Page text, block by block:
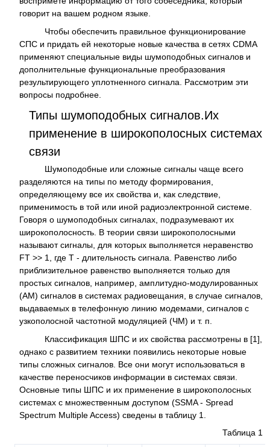
говорит на вашем родном языке.
Чтобы обеспечить правильное функционирование
СПС и придать ей некоторые новые качества в сетях CDMA
применяют специальные виды шумоподобных сигналов и
дополнительные функциональные преобразования
результирующего уплотненного сигнала. Рассмотрим эти
вопросы подробнее.
Типы шумоподобных сигналов.Их
применение в широкополосных системах
связи
Шумоподобные или сложные сигналы чаще всего
разделяются на типы по методу формирования,
определяющему все их свойства и, как следствие,
применимость в той или иной радиоэлектронной системе.
Говоря о шумоподобных сигналах, подразумевают их
широкополосность. В теории связи широкополосными
называют сигналы, для которых выполняется неравенство
FT >> 1, где T - длительность сигнала. Равенство либо
приблизительное равенство выполняется только для
простых сигналов, например, амплитудно-модулированных
(АМ) сигналов в системах радиовещания, в случае сигналов,
выдаваемых в телефонную линию модемами, сигналов с
узкополосной частотной модуляцией (ЧМ) и т. п.
Классификация ШПС и их свойства рассмотрены в [1],
однако с развитием техники появились некоторые новые
типы сложных сигналов. Все они могут использоваться в
качестве переносчиков информации в системах связи.
Основные типы ШПС и их применение в широкополосных
системах с множественным доступом (SSMA - Spread
Spectrum Multiple Access) сведены в таблицу 1.
Таблица 1